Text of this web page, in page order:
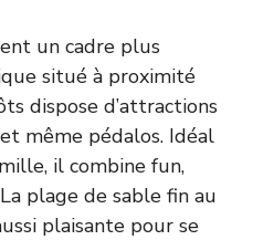
un cadre plus
situé à proximité
dispose d’attractions
même pédalos. Idéal
il combine fun,
plage de sable fin au
plaisante pour se